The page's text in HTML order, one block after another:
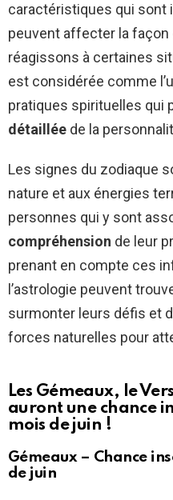
caractéristiques qui sont
peuvent affecter la
réagissons à certaines
est considérée comme
pratiques spirituelles qui
détaillée de la
Les signes du zodiaque
nature et aux énergies
personnes qui y sont
compréhension de leur
prenant en compte ces
l’astrologie peuvent
surmonter leurs défis et
forces naturelles pour
Les Gémeaux, le
auront une chance
mois de juin !
Gémeaux – Chance
de juin